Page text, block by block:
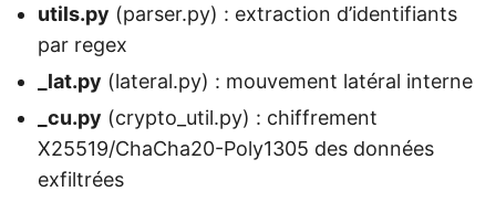
utils.py (parser.py) : extraction d’identifiants
par regex
_lat.py (lateral.py) : mouvement latéral interne
_cu.py (crypto_util.py) : chiffrement
X25519/ChaCha20-Poly1305 des données
exfiltrées